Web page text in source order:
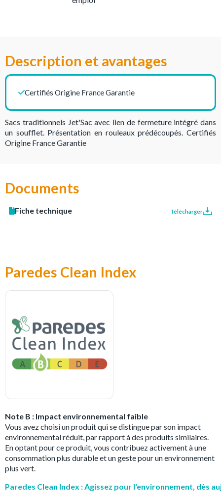
Description et avantages
Certifiés Origine France Garantie
Sacs traditionnels Jet'Sac avec lien de fermeture intégré dans
un soufflet. Présentation en rouleaux prédécoupés. Certifiés
Origine France Garantie
Documents
Fiche technique Télécharger
Paredes Clean Index
Note B : Impact environnemental faible
Vous avez choisi un produit qui se distingue par son impact
environnemental réduit, par rapport à des produits similaires.
En optant pour ce produit, vous contribuez activement à une
consommation plus durable et un geste pour un environnement
plus vert.
Paredes Clean Index : Agissez pour l'environnement, dès